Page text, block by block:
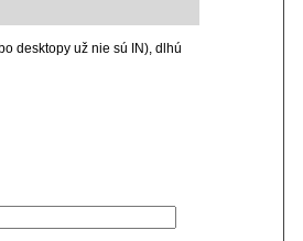
desktopy už nie sú IN), dlhú